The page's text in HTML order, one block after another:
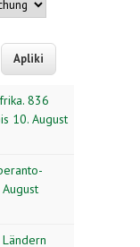
836
10. August